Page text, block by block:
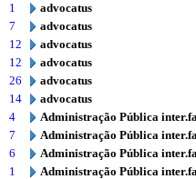
1
advocatus
7
advocatus
12
advocatus
12
advocatus
26
advocatus
14
advocatus
4
Administração Pública
7
Administração Pública
6
Administração Pública
1
Administração Pública